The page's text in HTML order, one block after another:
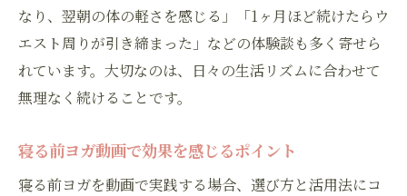
なり、翌朝の体の軽さを感じる」「1ヶ月ほど続けたらウ
エスト周りが引き締まった」などの体験談も多く寄せら
れています。大切なのは、日々の生活リズムに合わせて
無理なく続けることです。
寝る前ヨガ動画で効果を感じるポイント
寝る前ヨガを動画で実践する場合、選び方と活用法にコ